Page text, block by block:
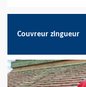
Couvreur zingueur